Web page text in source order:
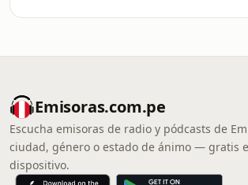
Emisoras.com.pe
Escucha emisoras de radio y pódcasts de
ciudad, género o estado de ánimo — gratis
dispositivo.